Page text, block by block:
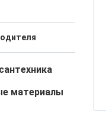
материалы